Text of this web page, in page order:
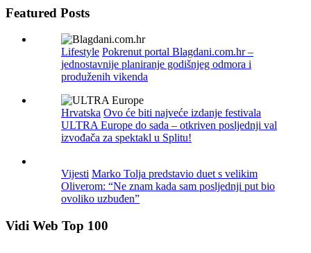
Featured Posts
Lifestyle Pokrenut portal Blagdani.com.hr –
jednostavnije planiranje godišnjeg odmora i
produženih vikenda
Hrvatska Ovo će biti najveće izdanje festivala
ULTRA Europe do sada – otkriven posljednji val
izvođača za spektakl u Splitu!
Vijesti Marko Tolja predstavio duet s velikim
Oliverom: “Ne znam kada sam posljednji put bio
ovoliko uzbuđen”
Vidi Web Top 100